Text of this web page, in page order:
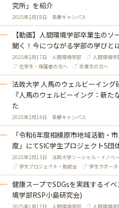
究所」を紹介
2025年2月18日 多摩キャンパス
【動画】人間環境学部卒業生の
聞く！今につながる学部の学びと
2025年2月17日 人間環境学部
人間環境学
在学生・保護者の方へ
卒業生の方へ
法政大学 人馬のウェルビーイン
『人馬のウェルビーイング：新
た
2025年2月14日 多摩キャンパス
「令和6年度相模原市地域活動・
度」にてSIC学生プロジェクト5団
2025年2月13日
法政大学ソーシャル・イノベ
学生プロジェクト・助成金
学生サポー
健康スープでSDGsを実践するイ
境学部RSP小島研究会)
2025年1月17日 人間環境学部 人間環境